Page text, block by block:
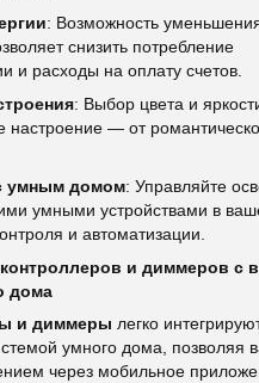
: Возможность
снизить потребление
и расходы на оплату счетов.
: Выбор цвета и
настроение — от
умным домом: Управляйте
умными устройствами в
и автоматизации.
контроллеров и диммеров с
дома
и диммеры легко
умного дома, позволяя
через мобильное